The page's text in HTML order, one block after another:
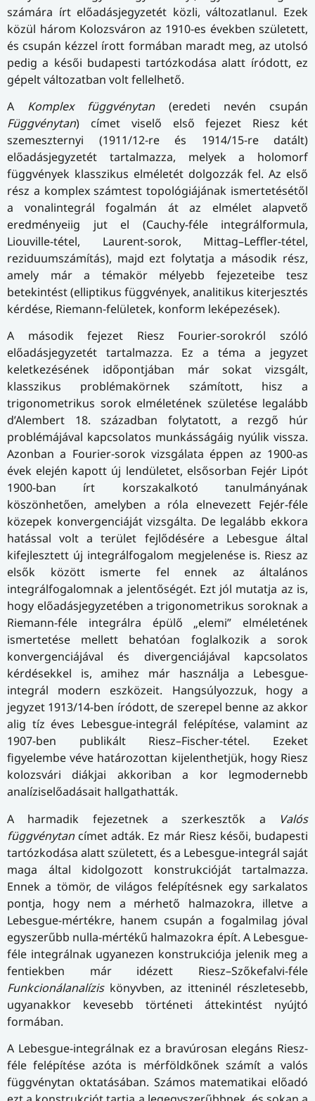
számára írt előadásjegyzetét közli, változatlanul. Ezek
közül három Kolozsváron az 1910-es években született,
és csupán kézzel írott formában maradt meg, az utolsó
pedig a késői budapesti tartózkodása alatt íródott, ez
gépelt változatban volt fellelhető.
A Komplex függvénytan(eredeti nevén csupán
Függvénytan) címet viselő első fejezet Riesz két
szemeszternyi (1911/12-re és 1914/15-re datált)
előadásjegyzetét tartalmazza, melyek a holomorf
függvények klasszikus elméletét dolgozzák fel. Az első
rész a komplex számtest topológiájának ismertetésétől
a vonalintegrál fogalmán át az elmélet alapvető
eredményeiig jut el (Cauchy-féle integrálformula,
Liouville-tétel, Laurent-sorok, Mittag–Leffler-tétel,
reziduumszámítás), majd ezt folytatja a második rész,
amely már a témakör mélyebb fejezeteibe tesz
betekintést (elliptikus függvények, analitikus kiterjesztés
kérdése, Riemann-felületek, konform leképezések).
A második fejezet Riesz Fourier-sorokról szóló
előadásjegyzetét tartalmazza. Ez a téma a jegyzet
keletkezésének időpontjában már sokat vizsgált,
klasszikus problémakörnek számított, hisz a
trigonometrikus sorok elméletének születése legalább
d’Alembert 18. században folytatott, a rezgő húr
problémájával kapcsolatos munkásságáig nyúlik vissza.
Azonban a Fourier-sorok vizsgálata éppen az 1900-as
évek elején kapott új lendületet, elsősorban Fejér Lipót
1900-ban írt korszakalkotó tanulmányának
köszönhetően, amelyben a róla elnevezett Fejér-féle
közepek konvergenciáját vizsgálta. De legalább ekkora
hatással volt a terület fejlődésére a Lebesgue által
kifejlesztett új integrálfogalom megjelenése is. Riesz az
elsők között ismerte fel ennek az általános
integrálfogalomnak a jelentőségét. Ezt jól mutatja az is,
hogy előadásjegyzetében a trigonometrikus soroknak a
Riemann-féle integrálra épülő „elemi” elméletének
ismertetése mellett behatóan foglalkozik a sorok
konvergenciájával és divergenciájával kapcsolatos
kérdésekkel is, amihez már használja a Lebesgue-
integrál modern eszközeit. Hangsúlyozzuk, hogy a
jegyzet 1913/14-ben íródott, de szerepel benne az akkor
alig tíz éves Lebesgue-integrál felépítése, valamint az
1907-ben publikált Riesz–Fischer-tétel. Ezeket
figyelembe véve határozottan kijelenthetjük, hogy Riesz
kolozsvári diákjai akkoriban a kor legmodernebb
analíziselőadásait hallgathatták.
A harmadik fejezetnek a szerkesztők a
Valós
függvénytancímet adták. Ez már Riesz késői, budapesti
tartózkodása alatt született, és a Lebesgue-integrál saját
maga által kidolgozott konstrukcióját tartalmazza.
Ennek a tömör, de világos felépítésnek egy sarkalatos
pontja, hogy nem a mérhető halmazokra, illetve a
Lebesgue-mértékre, hanem csupán a fogalmilag jóval
egyszerűbb nulla-mértékű halmazokra épít. A Lebesgue-
féle integrálnak ugyanezen konstrukciója jelenik meg a
fentiekben már idézett Riesz–Szőkefalvi-féle
Funkcionálanalíziskönyvben, az itteninél részletesebb,
ugyanakkor kevesebb történeti áttekintést nyújtó
formában.
A Lebesgue-integrálnak ez a bravúrosan elegáns Riesz-
féle felépítése azóta is mérföldkőnek számít a valós
függvénytan oktatásában. Számos matematikai előadó